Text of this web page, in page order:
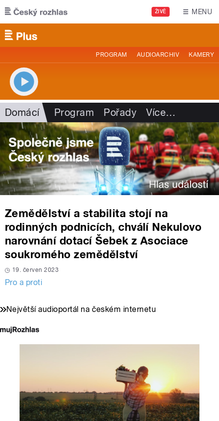
Přejít k hlavnímu obsahu
ŽIVĚ MENU
PROGRAM AUDIOARCHIV KAMERY
Domácí Program Pořady Více…
Zemědělství a stabilita stojí na
rodinných podnicích, chválí Nekulovo
narovnání dotací Šebek z Asociace
soukromého zemědělství
19. červen 2023
Pro a proti
Největší audioportál na českém internetu